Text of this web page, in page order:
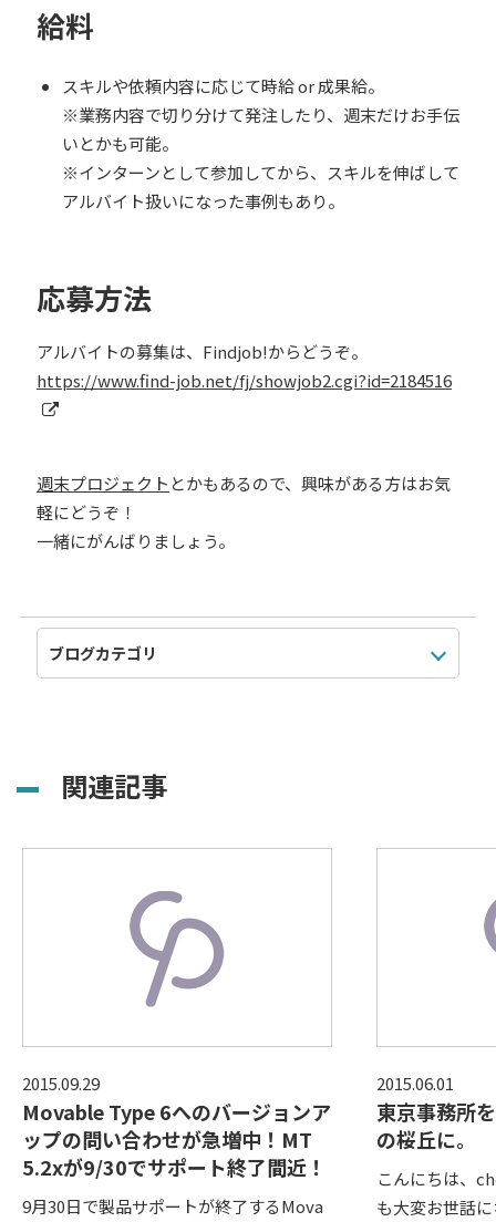
給料
スキルや依頼内容に応じて時給 or 成果給。
※業務内容で切り分けて発注したり、週末だけお手伝
いとかも可能。
※インターンとして参加してから、スキルを伸ばして
アルバイト扱いになった事例もあり。
応募方法
アルバイトの募集は、Findjob!からどうぞ。
https://www.find-job.net/fj/showjob2.cgi?id=2184516
週末プロジェクト とかもあるので、興味がある方はお気
軽にどうぞ！
一緒にがんばりましょう。
関連記事
Movable Type 6へのバージョンア
ップの問い合わせが急増中！MT
5.2xが9/30でサポート終了間近！
2015.09.29
9月30日で製品サポートが終了するMova
東京事務所
の桜丘に。
2015.06.01
こんにちは、
も大変お世話